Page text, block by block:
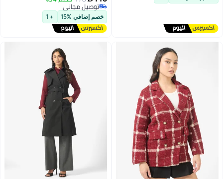
توصيل مجاني
توصيل مجاني
خصم إضافي %15 + 1